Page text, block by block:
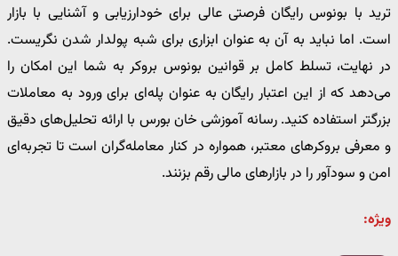
ترید با بونوس رایگان فرصتی عالی برای خودارزیابی و آشنایی با بازار
است. اما نباید به آن به عنوان ابزاری برای شبه پولدار شدن نگریست.
در نهایت، تسلط کامل بر قوانین بونوس بروکر به شما این امکان را
می‌دهد که از این اعتبار رایگان به عنوان پله‌ای برای ورود به معاملات
بزرگتر استفاده کنید. رسانه آموزشی خان بورس با ارائه تحلیل‌های دقیق
و معرفی بروکرهای معتبر، همواره در کنار معامله‌گران است تا تجربه‌ای
امن و سودآور را در بازارهای مالی رقم بزنند.
ویژه: